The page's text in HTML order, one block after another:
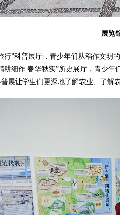
展览
行”科普展厅，青少年们从稻作文明
耕细作 春华秋实”所史展厅，青少
展让学生们更深地了解农业、了解